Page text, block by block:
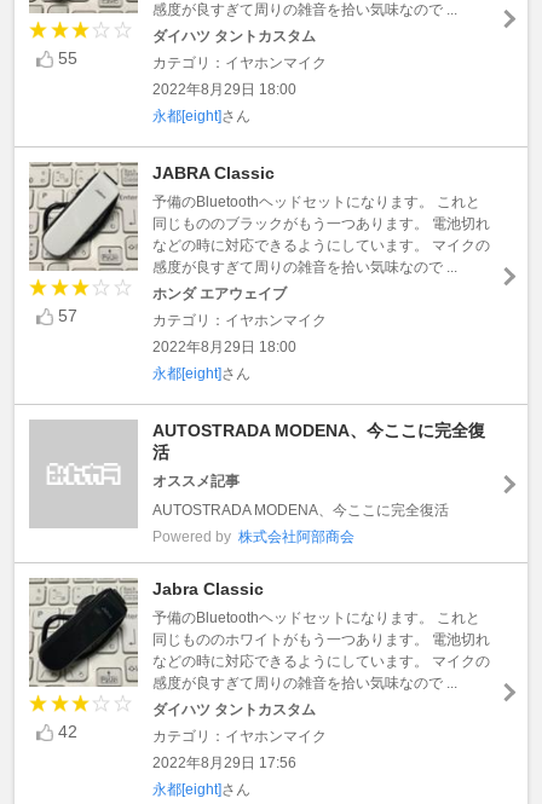
55
感度が良すぎて周りの雑音を拾い気味なので ...
ダイハツ タントカスタム
カテゴリ：イヤホンマイク
2022年8月29日 18:00
永都[eight]さん
57
JABRA Classic
予備のBluetoothヘッドセットになります。 これと
同じもののブラックがもう一つあります。 電池切れ
などの時に対応できるようにしています。 マイクの
感度が良すぎて周りの雑音を拾い気味なので ...
ホンダ エアウェイブ
カテゴリ：イヤホンマイク
2022年8月29日 18:00
永都[eight]さん
AUTOSTRADA MODENA、今ここに完全復
活
オススメ記事
AUTOSTRADA MODENA、今ここに完全復活
Powered by 株式会社阿部商会
42
Jabra Classic
予備のBluetoothヘッドセットになります。 これと
同じもののホワイトがもう一つあります。 電池切れ
などの時に対応できるようにしています。 マイクの
感度が良すぎて周りの雑音を拾い気味なので ...
ダイハツ タントカスタム
カテゴリ：イヤホンマイク
2022年8月29日 17:56
永都[eight]さん